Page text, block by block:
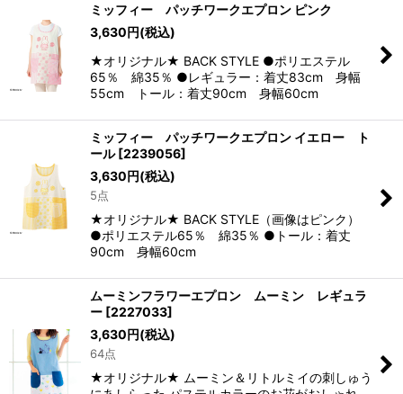
ミッフィー パッチワークエプロン ピンク
3,630円(税込)
★オリジナル★ BACK STYLE ●ポリエステル
65％ 綿35％ ●レギュラー：着丈83cm 身幅
55cm トール：着丈90cm 身幅60cm
ミッフィー パッチワークエプロン イエロー ト
ール [2239056]
3,630円(税込)
5点
★オリジナル★ BACK STYLE（画像はピンク）
●ポリエステル65％ 綿35％ ●トール：着丈
90cm 身幅60cm
ムーミンフラワーエプロン ムーミン レギュラ
ー [2227033]
3,630円(税込)
64点
★オリジナル★ ムーミン＆リトルミイの刺しゅう